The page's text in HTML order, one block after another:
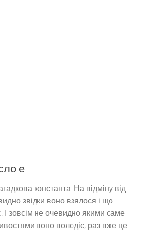
е
константа. На відміну від
звідки воно взялося і що
І зовсім не очевидно якими саме
воно володіє, раз вже це